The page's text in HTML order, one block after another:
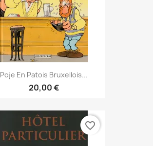
Poje En Patois Bruxellois...
20,00 €
favorite_border